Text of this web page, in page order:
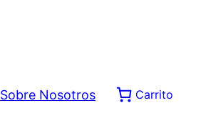
Sobre Nosotros Carrito